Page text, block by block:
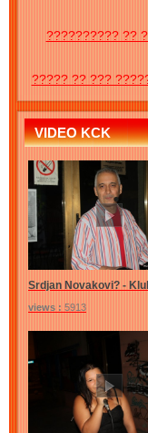
?????????? ??
????? ?? ???
VIDEO KCK
Srdjan Novakovi? -
views : 5913